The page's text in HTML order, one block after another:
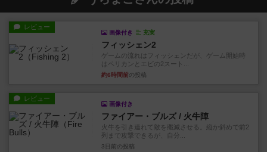
レビュー
画像付き 充実
フィッシェン2
ゲームの流れはフィッシェンだが、ゲーム開始時
はペリカンとエビの2スート...
約6時間前の投稿
レビュー
画像付き
ファイアー・ブルズ / 火牛陣
火牛を引き連れて敵を殲滅させる。縦か斜めで前2
列まで攻撃できるが、自分...
3日前 の投稿